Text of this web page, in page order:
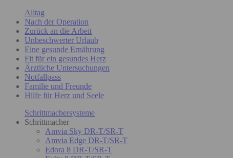
Alltag
Nach der Operation
Zurück an die Arbeit
Unbeschwerter Urlaub
Eine gesunde Ernährung
Fit für ein gesundes Herz
Ärztliche Untersuchungen
Notfallpass
Familie und Freunde
Hilfe für Herz und Seele
Schrittmachersysteme
Schrittmacher
Amvia Sky DR-T/SR-T
Amvia Edge DR-T/SR-T
Edora 8 DR-T/SR-T